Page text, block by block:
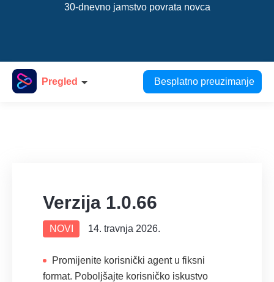
30-dnevno jamstvo povrata novca
Pregled Besplatno preuzimanje
Verzija 1.0.66
NOVI 14. travnja 2026.
Promijenite korisnički agent u fiksni
format. Poboljšajte korisničko iskustvo